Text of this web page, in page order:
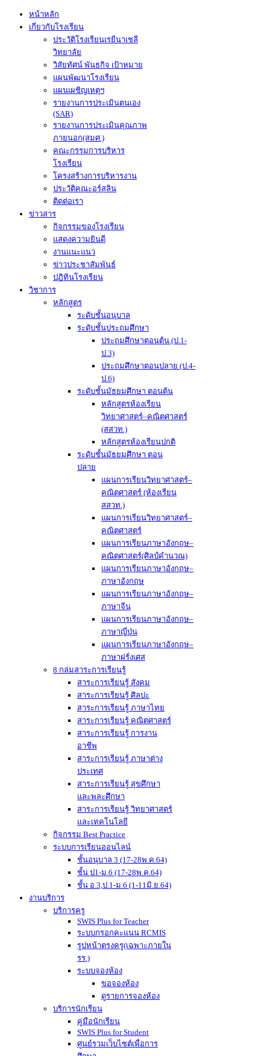
หน้าหลัก
เกี่ยวกับโรงเรียน
ประวัติโรงเรียนเรยีนาเชลี
วิทยาลัย
วิสัยทัศน์ พันธกิจ เป้าหมาย
แผนพัฒนาโรงเรียน
แผนเผชิญเหตุฯ
รายงานการประเมินตนเอง
(SAR)
รายงานการประเมินคุณภาพ
ภายนอก(สมศ.)
คณะกรรมการบริหาร
โรงเรียน
โครงสร้างการบริหารงาน
ประวัติคณะอุร์สุลิน
ติดต่อเรา
ข่าวสาร
กิจกรรมของโรงเรียน
แสดงความยินดี
งานแนะแนว
ข่าวประชาสัมพันธ์
ปฏิทินโรงเรียน
วิชาการ
หลักสูตร
ระดับชั้นอนุบาล
ระดับชั้นประถมศึกษา
ประถมศึกษาตอนต้น (ป.1-
ป.3)
ประถมศึกษาตอนปลาย (ป.4-
ป.6)
ระดับชั้นมัธยมศึกษา ตอนต้น
หลักสูตรห้องเรียน
วิทยาศาสตร์–คณิตศาสตร์
(สสวท.)
หลักสูตรห้องเรียนปกติ
ระดับชั้นมัธยมศึกษา ตอน
ปลาย
แผนการเรียนวิทยาศาสตร์–
คณิตศาสตร์ (ห้องเรียน
สสวท.)
แผนการเรียนวิทยาศาสตร์–
คณิตศาสตร์
แผนการเรียนภาษาอังกฤษ–
คณิตศาสตร์(ศิลป์คำนวณ)
แผนการเรียนภาษาอังกฤษ–
ภาษาอังกฤษ
แผนการเรียนภาษาอังกฤษ–
ภาษาจีน
แผนการเรียนภาษาอังกฤษ–
ภาษาญี่ปุ่น
แผนการเรียนภาษาอังกฤษ–
ภาษาฝรั่งเศส
8 กล่มสาระการเรียนรู้
สาระการเรียนรู้ สังคม
สาระการเรียนรู้ ศิลปะ
สาระการเรียนรู้ ภาษาไทย
สาระการเรียนรู้ คณิตศาสตร์
สาระการเรียนรู้ การงาน
อาชีพ
สาระการเรียนรู้ ภาษาต่าง
ประเทศ
สาระการเรียนรู้ สุขศึกษา
และพละศึกษา
สาระการเรียนรู้ วิทยาศาสตร์
และเทคโนโลยี
กิจกรรม Best Practice
ระบบการเรียนออนไลน์
ชั้นอนุบาล 3 (17-28พ.ค.64)
ชั้น ป1-ม.6 (17-28พ.ค.64)
ชั้น อ.3,ป.1-ม.6 (1-11มิ.ย.64)
งานบริการ
บริการครู
SWIS Plus for Teacher
ระบบกรอกคะแนน RCMIS
รูปหน้าตรงครู(เฉพาะภายใน
รร.)
ระบบจองห้อง
ขอจองห้อง
ดูรายการจองห้อง
บริการนักเรียน
คู่มือนักเรียน
SWIS Plus for Student
ศูนย์รวมเว็บไซต์เพื่อการ